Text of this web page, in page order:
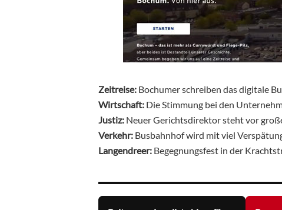
Zeitreise: Bochumer schreiben das digitale
Wirtschaft: Die Stimmung bei den
Justiz: Neuer Gerichtsdirektor steht vor
Verkehr: Busbahnhof wird mit viel
Langendreer: Begegnungsfest in der